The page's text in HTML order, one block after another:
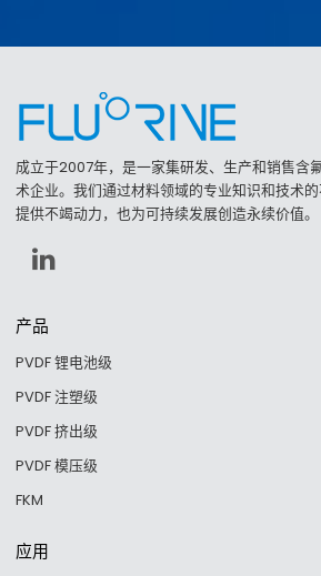
成立于2007年，是一家集研发、生产和销售含
术企业。我们通过材料领域的专业知识和技术
提供不竭动力，也为可持续发展创造永续价值。
产品
PVDF 锂电池级
PVDF 注塑级
PVDF 挤出级
PVDF 模压级
FKM
应用